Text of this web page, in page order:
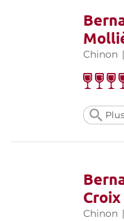
Chinon |
Croix
Chinon |